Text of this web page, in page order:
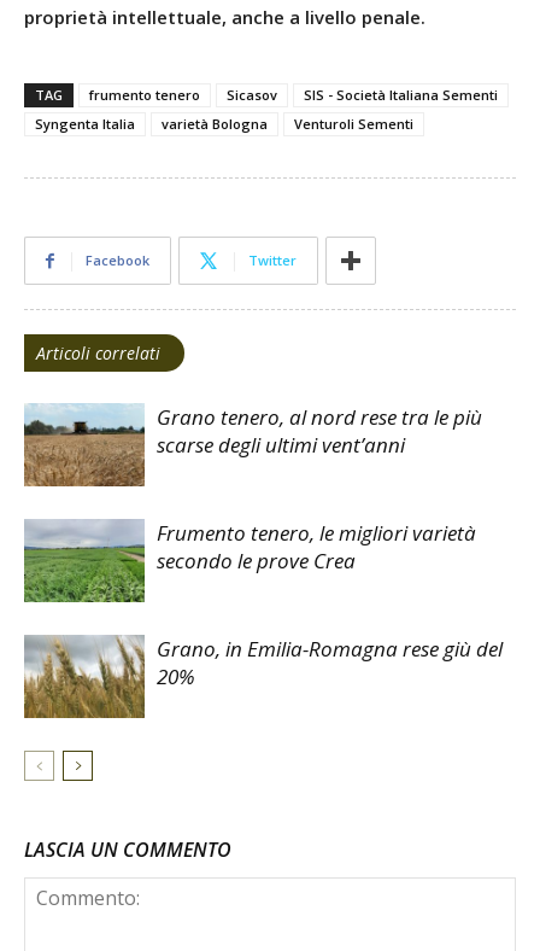
proprietà intellettuale, anche a livello penale.
TAG frumento tenero Sicasov
SIS - Società Italiana Sementi
Syngenta Italia
varietà Bologna Venturoli Sementi
Facebook Twitter
Articoli correlati
Grano tenero, al nord rese tra le più
scarse degli ultimi vent’anni
Frumento tenero, le migliori varietà
secondo le prove Crea
Grano, in Emilia-Romagna rese giù del
20%
LASCIA UN COMMENTO